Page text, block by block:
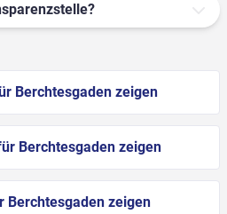
Berchtesgaden zeigen
Berchtesgaden zeigen
Berchtesgaden zeigen